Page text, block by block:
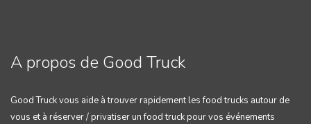
A propos de Good Truck
Good Truck vous aide à trouver rapidement les food trucks autour de
vous et à réserver / privatiser un food truck pour vos événements